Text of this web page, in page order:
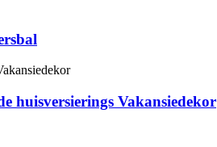
huisversierings Vakansiedekor